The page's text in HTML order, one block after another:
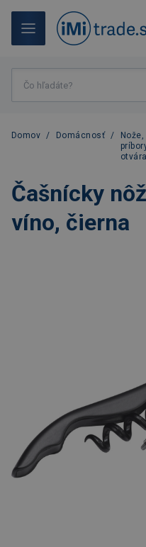
Domov / Domácnosť /
Nože,
Čašnícky
víno, čierna